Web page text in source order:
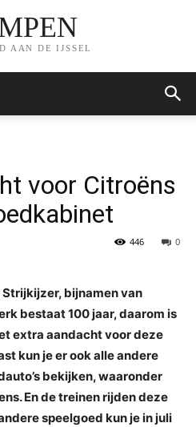
AAN DE IJSSEL
voor Citroëns
0
446
Strijkijzer, bijnamen van
bestaat 100 jaar, daarom is
extra aandacht voor deze
kun je er ook alle andere
bekijken, waaronder
En de treinen rijden deze
speelgoed kun je in juli